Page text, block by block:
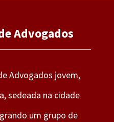
Advogados
Advogados jovem,
sedeada na cidade
um grupo de